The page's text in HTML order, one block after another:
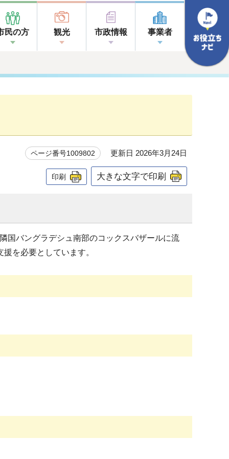
民の方 観光 市政情報 事業者
ページ番号1009802 更新日 2026年3月24日
印刷 大きな文字で印刷
バングラデシュ南部のコックスバザールに流
を必要としています。